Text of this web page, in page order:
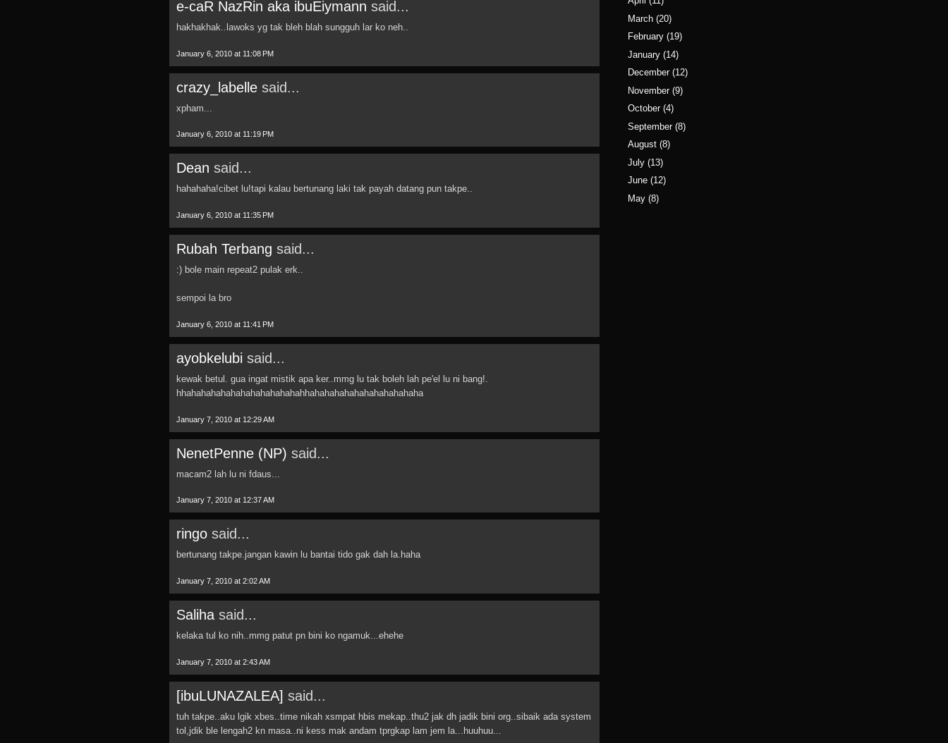
e-caR NazRin aka ibuEiymann said...
hakhakhak..lawoks yg tak bleh blah sungguh lar ko neh..
January 6, 2010 at 11:08 PM
crazy_labellesaid...
xpham...
January 6, 2010 at 11:19 PM
Dean said...
hahahaha!cibet lu!tapi kalau bertunang laki tak payah datang pun takpe..
January 6, 2010 at 11:35 PM
Rubah Terbang said...
:) bole main repeat2 pulak erk..
sempoi la bro
January 6, 2010 at 11:41 PM
ayobkelubi said...
kewak betul. gua ingat mistik apa ker..mmg lu tak boleh lah pe'el lu ni bang!.
hhahahahahahahahahahahahahhahahahahahahahahahahaha
January 7, 2010 at 12:29 AM
NenetPenne (NP) said...
macam2 lah lu ni fdaus...
January 7, 2010 at 12:37 AM
ringosaid...
bertunang takpe.jangan kawin lu bantai tido gak dah la.haha
January 7, 2010 at 2:02 AM
Salihasaid...
kelaka tul ko nih..mmg patut pn bini ko ngamuk...ehehe
January 7, 2010 at 2:43 AM
[ibuLUNAZALEA] said...
tuh takpe..aku lgik xbes..time nikah xsmpat hbis mekap..thu2 jak dh jadik bini org..sibaik ada system
tol,jdik ble lengah2 kn masa..ni kess mak andam tprgkap lam jem la...huuhuu...
March(20)
February(19)
January(14)
December(12)
November(9)
October(4)
September(8)
August(8)
July(13)
June(12)
May(8)